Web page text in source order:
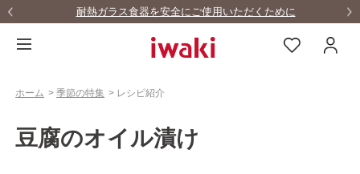
耐熱ガラス食器を安全にご使用いただくために
ホーム >季節の特集 > レシピ紹介
豆腐のオイル漬け